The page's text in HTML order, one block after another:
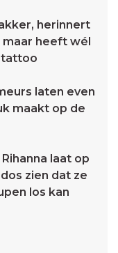
herinnert
maar heeft wél
tattoo
laten even
maakt op de
laat op
zien dat ze
los kan